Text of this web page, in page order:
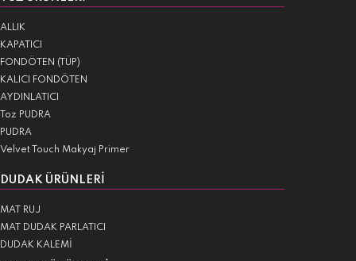
ALLIK
KAPATICI
FONDÖTEN (TÜP)
KALICI FONDÖTEN
AYDINLATICI
Toz PUDRA
PUDRA
Velvet Touch Makyaj Primer
DUDAK ÜRÜNLERI
MAT RUJ
MAT DUDAK PARLATICI
DUDAK KALEMİ